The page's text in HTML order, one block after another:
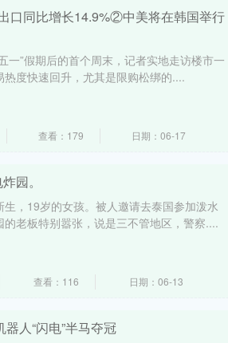
口同比增长14.9%②中美将在韩国举行
一”假期后的首个周末，记者实地走访楼市一
度快速回升，尤其是限购松绑的....
查看：179 日期：06-17
园。
，19岁的女孩。被人邀请去泰国参加泼水
老板特别嚣张，说是三不管地区，警察....
查看：116 日期：06-13
人“闪电”半马夺冠